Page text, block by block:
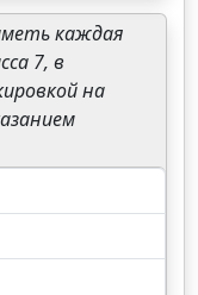
каждая
7, в
на